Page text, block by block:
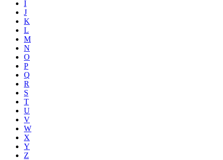
I
J
K
L
M
N
O
P
Q
R
S
T
U
V
W
X
Y
Z